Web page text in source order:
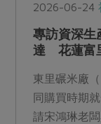
2026-06-24
專訪資深
達 花蓮富
東里碾米廠
同購買時期
請宋鴻琳老